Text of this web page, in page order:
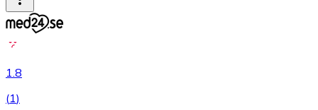
1.8
(1)